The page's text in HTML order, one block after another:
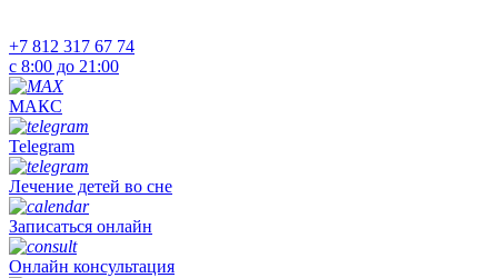
+7 812 317 67 74
с 8:00 до 21:00
МАКС
Telegram
Лечение детей во сне
Записаться онлайн
Онлайн консультация